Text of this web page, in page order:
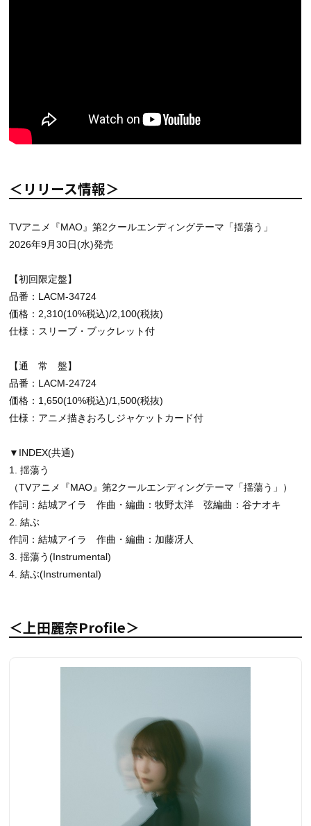
＜リリース情報＞
TVアニメ『MAO』第2クールエンディングテーマ「揺蕩う」
2026年9月30日(水)発売
【初回限定盤】
品番：LACM-34724
価格：2,310(10%税込)/2,100(税抜)
仕様：スリーブ・ブックレット付
【通 常 盤】
品番：LACM-24724
価格：1,650(10%税込)/1,500(税抜)
仕様：アニメ描きおろしジャケットカード付
▼INDEX(共通)
1. 揺蕩う
（TVアニメ『MAO』第2クールエンディングテーマ「揺蕩う」）
作詞：結城アイラ 作曲・編曲：牧野太洋 弦編曲：谷ナオキ
2. 結ぶ
作詞：結城アイラ 作曲・編曲：加藤冴人
3. 揺蕩う(Instrumental)
4. 結ぶ(Instrumental)
＜上田麗奈Profile＞